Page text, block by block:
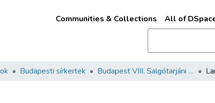
Communities & Collections All of
Budapesti sírkertek Budapest VIII. Salgótarjáni úti Neológ Zsidó Temető